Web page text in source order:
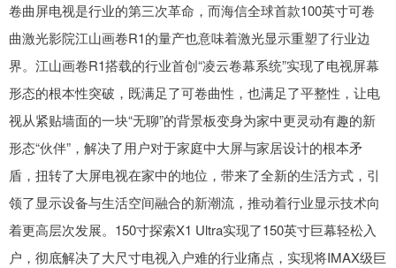
卷曲屏电视是行业的第三次革命，而海信全球首款100英寸可卷
曲激光影院江山画卷R1的量产也意味着激光显示重塑了行业边
界。江山画卷R1搭载的行业首创“凌云卷幕系统”实现了电视屏幕
形态的根本性突破，既满足了可卷曲性，也满足了平整性，让电
视从紧贴墙面的一块“无聊”的背景板变身为家中更灵动有趣的新
形态“伙伴”，解决了用户对于家庭中大屏与家居设计的根本矛
盾，扭转了大屏电视在家中的地位，带来了全新的生活方式，引
领了显示设备与生活空间融合的新潮流，推动着行业显示技术向
着更高层次发展。150寸探索X1 Ultra实现了150英寸巨幕轻松入
户，彻底解决了大尺寸电视入户难的行业痛点，实现将IMAX级巨